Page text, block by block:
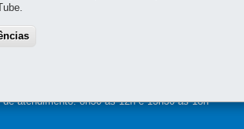
GERAL DE
de atendimento: 8h30 às 12h e 13h30 às 18h